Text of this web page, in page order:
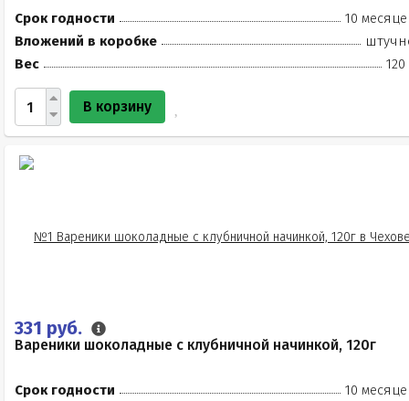
Срок годности
10
Вложений в коробке
Вес
120
В корзину
331 руб.
Вареники шоколадные с клубничной начинкой, 120г
Срок годности
10